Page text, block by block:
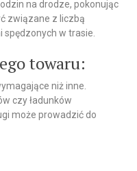
na drodze, pokonując
związane z liczbą
w trasie.
towaru:
niż inne.
czy ładunków
może prowadzić do